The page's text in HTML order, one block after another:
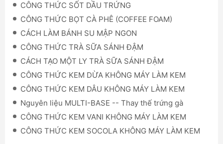
CÔNG THỨC SỐT DẦU TRỨNG
CÔNG THỨC BỌT CÀ PHÊ (COFFEE FOAM)
CÁCH LÀM BÁNH SU MẬP NGON
CÔNG THỨC TRÀ SỮA SÁNH ĐẬM
CÁCH TẠO MỘT LY TRÀ SỮA SÁNH ĐẬM
CÔNG THỨC KEM DỪA KHÔNG MÁY LÀM KEM
CÔNG THỨC KEM DÂU KHÔNG MÁY LÀM KEM
Nguyên liệu MULTI-BASE -- Thay thế trứng gà
CÔNG THỨC KEM VANI KHÔNG MÁY LÀM KEM
CÔNG THỨC KEM SOCOLA KHÔNG MÁY LÀM KEM